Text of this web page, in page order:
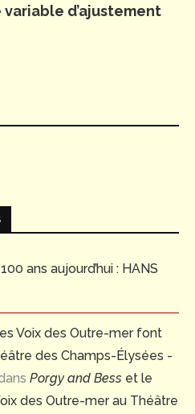
d’ajustement
ans aujourd’hui : HANS
Voix des Outre-mer font
des Champs-Élysées -
Porgy and Bess et le
des Outre-mer au Théâtre